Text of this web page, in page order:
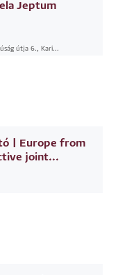
Jeptum
útja 6., Kari...
| Europe from
joint...